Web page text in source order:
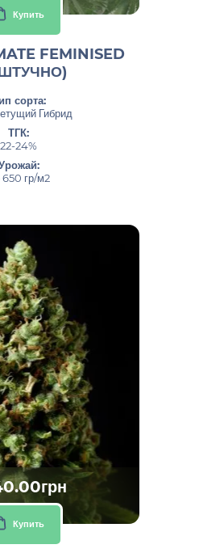
Купить
FEMINISED
сорта:
Гибрид
ТГК:
22-24%
650 гр/м2
Купить